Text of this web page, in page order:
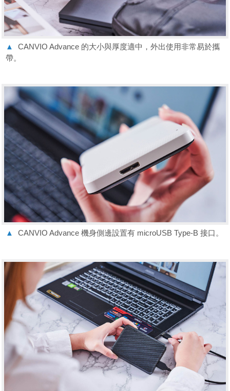
▲
CANVIO Advance 的大小與厚度適中，外出使用非常易於攜
帶。
▲ CANVIO Advance 機身側邊設置有 microUSB Type-B 接口。